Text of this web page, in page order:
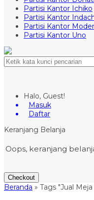
Partisi Kantor Ichiko
Partisi Kantor
Partisi Kantor
Partisi Kantor Uno
Halo, Guest!
Masuk
Daftar
Keranjang Belanja
Oops, keranjang
Checkout
Beranda » Tags "Jual